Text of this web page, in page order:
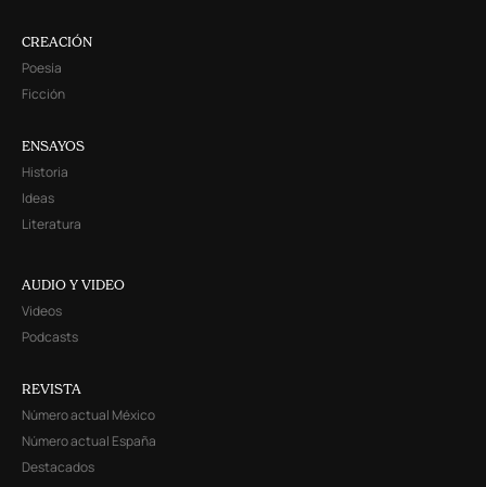
CREACIÓN
Poesía
Ficción
ENSAYOS
Historia
Ideas
Literatura
AUDIO Y VIDEO
Videos
Podcasts
REVISTA
Número actual México
Número actual España
Destacados